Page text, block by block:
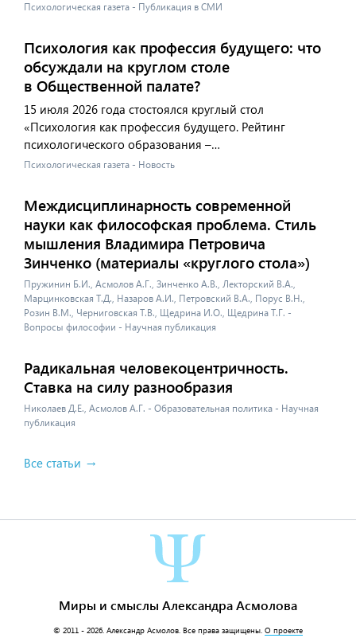
Психологическая газета - Публикация в СМИ
Психология как профессия будущего: что
обсуждали на круглом столе
в Общественной палате?
15 июля 2026 года стостоялся круглый стол
«Психология как профессия будущего. Рейтинг
психологического образования –…
Психологическая газета - Новость
Междисциплинарность современной
науки как философская проблема. Стиль
мышления Владимира Петровича
Зинченко (материалы «круглого стола»)
Пружинин Б.И., Асмолов А.Г., Зинченко А.В., Лекторский В.А.,
Марцинковская Т.Д., Назаров А.И., Петровский В.А., Порус В.Н.,
Розин В.М., Черниговская Т.В., Щедрина И.О., Щедрина Т.Г. -
Вопросы философии - Научная публикация
Радикальная человекоцентричность.
Ставка на силу разнообразия
Николаев Д.Е., Асмолов А.Г. - Образовательная политика - Научная
публикация
Все статьи
Миры и смыслы Александра Асмолова
© 2011 - 2026. Александр Асмолов . Все права защищены. О проекте